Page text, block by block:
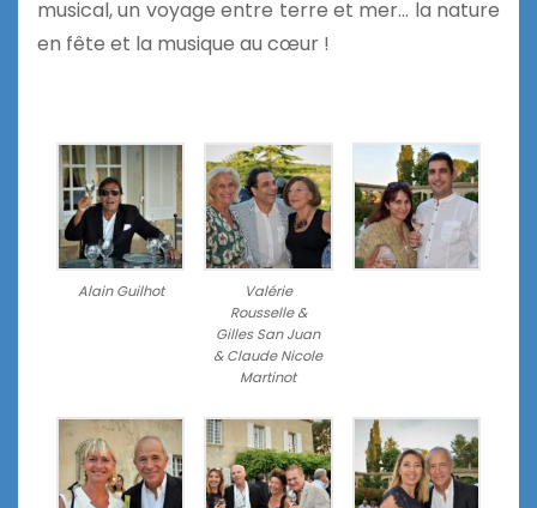
musical, un voyage entre terre et mer… la nature
en fête et la musique au cœur !
Alain Guilhot
Valérie
Rousselle &
Gilles San Juan
& Claude Nicole
Martinot